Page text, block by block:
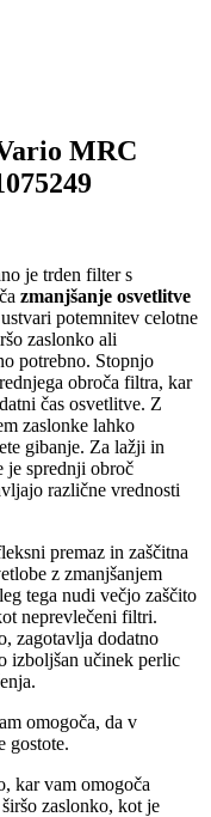
MRC
je trden filter s
zmanjšanje osvetlitve
ustvari potemnitev celotne
zaslonko ali
potrebno. Stopnjo
obroča filtra, kar
čas osvetlitve. Z
zaslonke lahko
gibanje. Za lažji in
je sprednji obroč
različne vrednosti
premaz in zaščitna
z zmanjšanjem
tega nudi večjo zaščito
neprevlečeni filtri.
zagotavlja dodatno
izboljšan učinek perlic
omogoča, da v
gostote.
kar vam omogoča
zaslonko, kot je